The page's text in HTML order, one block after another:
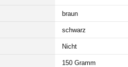
braun
schwarz
Nicht
150 Gramm